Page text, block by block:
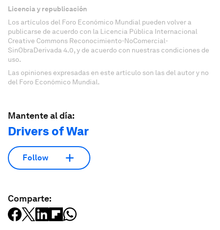
Licencia y republicación
Los artículos del Foro Económico Mundial pueden volver a
publicarse de acuerdo con la Licencia Pública Internacional
Creative Commons Reconocimiento-NoComercial-
SinObraDerivada 4.0, y de acuerdo con nuestras condiciones de
uso.
Las opiniones expresadas en este artículo son las del autor y no
del Foro Económico Mundial.
Mantente al día:
Drivers of War
Follow
Comparte: